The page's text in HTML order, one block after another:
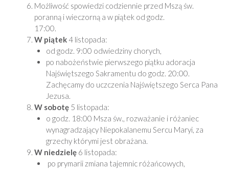
Możliwość spowiedzi codziennie przed Mszą św.
poranną i wieczorną a w piątek od godz.
17:00.
W piątek 4 listopada:
od godz. 9:00 odwiedziny chorych,
po nabożeństwie pierwszego piątku adoracja
Najświętszego Sakramentu do godz. 20:00.
Zachęcamy do uczczenia Najświętszego Serca Pana
Jezusa.
W sobotę 5 listopada:
o godz. 18:00 Msza św., rozważanie i różaniec
wynagradzający Niepokalanemu Sercu Maryi, za
grzechy którymi jest obrażana.
W niedzielę 6 listopada:
po prymarii zmiana tajemnic różańcowych,